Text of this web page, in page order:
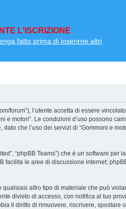
L'ISCRIZIONE
fatto prima di inserirne altri
forum”), l’utente accetta di essere
motori”. Le condizioni d’uso possono
che l’uso dei servizi di “Gommoni e
“phpBB Teams”) che è un software
facilita le aree di discussione internet;
altro tipo di materiale che può
divieto di accesso, con notifica al tuo
il diritto di rimuovere, riscrivere,